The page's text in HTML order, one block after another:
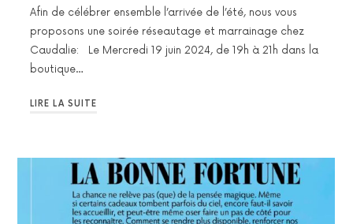
Afin de célébrer ensemble l’arrivée de l’été, nous vous
proposons une soirée réseautage et marrainage chez
Caudalie: Le Mercredi 19 juin 2024, de 19h à 21h dans la
boutique…
LIRE LA SUITE